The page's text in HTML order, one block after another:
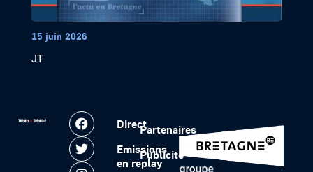
15 juin 2026
JT
Direct
Emissions
en replay
Partenaires
Publicité